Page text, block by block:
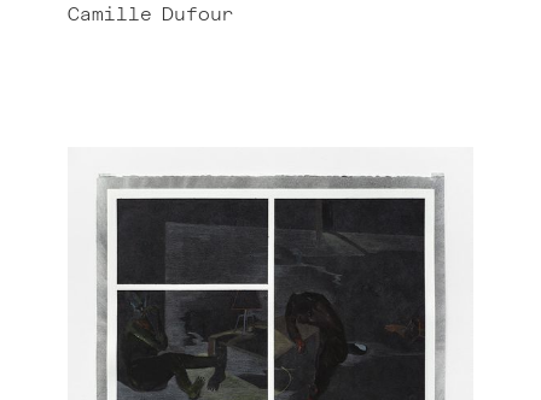
Camille Dufour